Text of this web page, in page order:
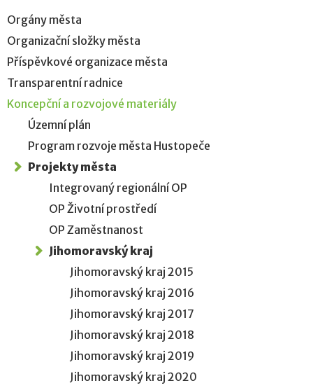
Orgány města
Organizační složky města
Příspěvkové organizace města
Transparentní radnice
Koncepční a rozvojové materiály
Územní plán
Program rozvoje města Hustopeče
Projekty města
Integrovaný regionální OP
OP Životní prostředí
OP Zaměstnanost
Jihomoravský kraj
Jihomoravský kraj 2015
Jihomoravský kraj 2016
Jihomoravský kraj 2017
Jihomoravský kraj 2018
Jihomoravský kraj 2019
Jihomoravský kraj 2020